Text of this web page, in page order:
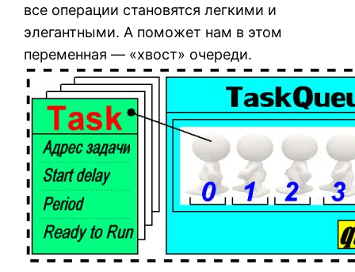
все операции становятся легкими и
элегантными. А поможет нам в этом
переменная — «хвост» очереди.